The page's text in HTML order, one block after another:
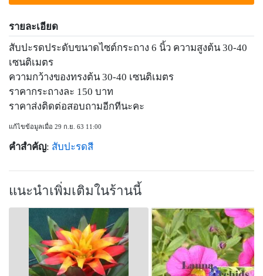
รายละเอียด
สับปะรดประดับขนาดไซต์กระถาง 6 นิ้ว ความสูงต้น 30-40
เซนติเมตร
ความกว้างของทรงต้น 30-40 เซนติเมตร
ราคากระถางละ 150 บาท
ราคาส่งติดต่อสอบถามอีกทีนะคะ
แก้ไขข้อมูลเมื่อ 29 ก.ย. 63 11:00
คำสำคัญ: สับปะรดสี
แนะนำเพิ่มเติมในร้านนี้